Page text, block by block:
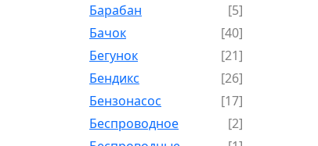
Барабан
[5]
Бачок
[40]
Бегунок
[21]
Бендикс
[26]
Бензонасос
[17]
Беспроводное
[2]